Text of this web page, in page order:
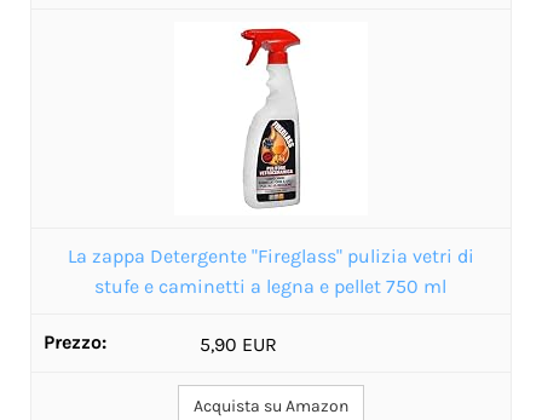
La zappa Detergente "Fireglass" pulizia vetri di
stufe e caminetti a legna e pellet 750 ml
5,90 EUR
Acquista su Amazon